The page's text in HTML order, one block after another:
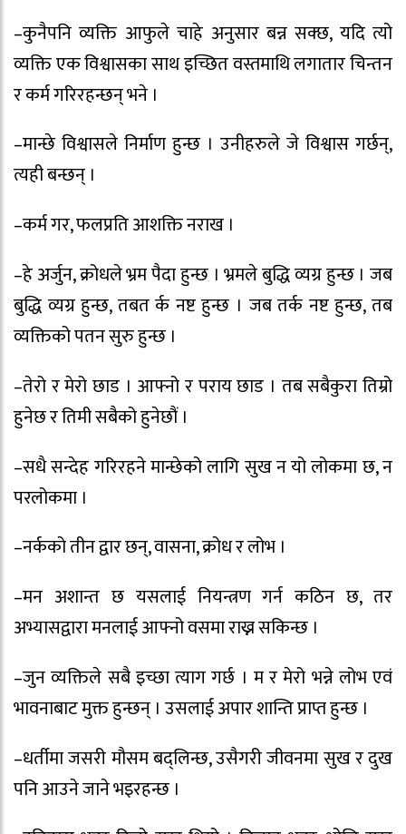
–कुनैपनि व्यक्ति आफुले चाहे अनुसार बन्न सक्छ, यदि त्यो
व्यक्ति एक विश्वासका साथ इच्छित वस्तमाथि लगातार चिन्तन
र कर्म गरिरहन्छन् भने ।
–मान्छे विश्वासले निर्माण हुन्छ । उनीहरुले जे विश्वास गर्छन्,
त्यही बन्छन् ।
–कर्म गर, फलप्रति आशक्ति नराख ।
–हे अर्जुन, क्रोधले भ्रम पैदा हुन्छ । भ्रमले बुद्धि व्यग्र हुन्छ । जब
बुद्धि व्यग्र हुन्छ, तबत र्क नष्ट हुन्छ । जब तर्क नष्ट हुन्छ, तब
व्यक्तिको पतन सुरु हुन्छ ।
–तेरो र मेरो छाड । आफ्नो र पराय छाड । तब सबैकुरा तिम्रो
हुनेछ र तिमी सबैको हुनेछौं ।
–सधै सन्देह गरिरहने मान्छेको लागि सुख न यो लोकमा छ, न
परलोकमा ।
–नर्कको तीन द्वार छन्, वासना, क्रोध र लोभ ।
–मन अशान्त छ यसलाई नियन्त्रण गर्न कठिन छ, तर
अभ्यासद्वारा मनलाई आफ्नो वसमा राख्न सकिन्छ ।
–जुन व्यक्तिले सबै इच्छा त्याग गर्छ । म र मेरो भन्ने लोभ एवं
भावनाबाट मुक्त हुन्छन् । उसलाई अपार शान्ति प्राप्त हुन्छ ।
–धर्तीमा जसरी मौसम बद्लिन्छ, उसैगरी जीवनमा सुख र दुख
पनि आउने जाने भइरहन्छ ।